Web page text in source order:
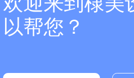
以帮您？